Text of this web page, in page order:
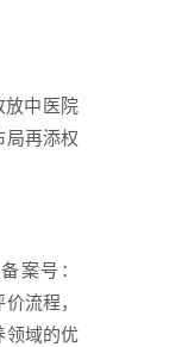
放中医院
局再添权
案号：
流程，
领域的优